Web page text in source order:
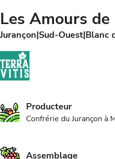
Les Amours de
Jurançon Sud-Ouest Blanc
Producteur
Confrérie du Jurançon à
Assemblage